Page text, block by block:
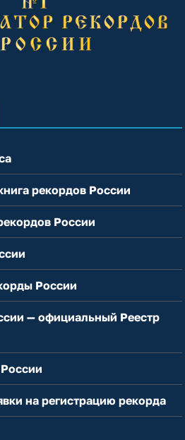
рекордов России
России
России
— официальный Реестр
на регистрацию рекорда